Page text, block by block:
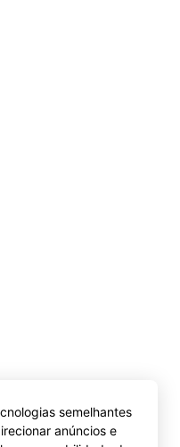
semelhantes
anúncios e